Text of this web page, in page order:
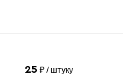
25 ₽ / штуку